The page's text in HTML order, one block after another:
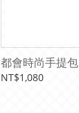
都會時尚手提包
NT$1,080